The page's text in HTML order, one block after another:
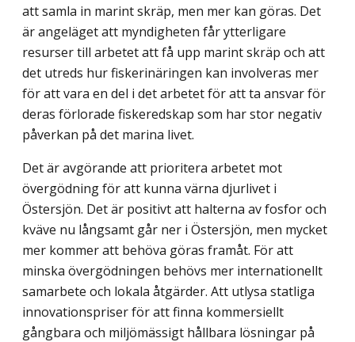
att samla in marint skräp, men mer kan göras. Det
är angeläget att myndigheten får ytterligare
resurser till arbetet att få upp marint skräp och att
det utreds hur fiskeri­näringen kan involveras mer
för att vara en del i det arbetet för att ta ansvar för
deras förlorade fiskeredskap som har stor negativ
påverkan på det marina livet.
Det är avgörande att prioritera arbetet mot
övergödning för att kunna värna djurlivet i
Östersjön. Det är positivt att halterna av fosfor och
kväve nu långsamt går ner i Östersjön, men mycket
mer kommer att behöva göras framåt. För att
minska över­gödningen behövs mer internationellt
samarbete och lokala åtgärder. Att utlysa statliga
innovationspriser för att finna kommersiellt
gångbara och miljömässigt hållbara lösningar på